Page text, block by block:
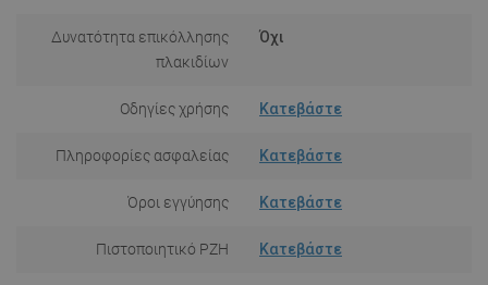
Δυνατότητα επικόλλησης
πλακιδίων
Όχι
Οδηγίες χρήσης Κατεβάστε
Πληροφορίες ασφαλείας Κατεβάστε
Όροι εγγύησης Κατεβάστε
Πιστοποιητικό PZH Κατεβάστε